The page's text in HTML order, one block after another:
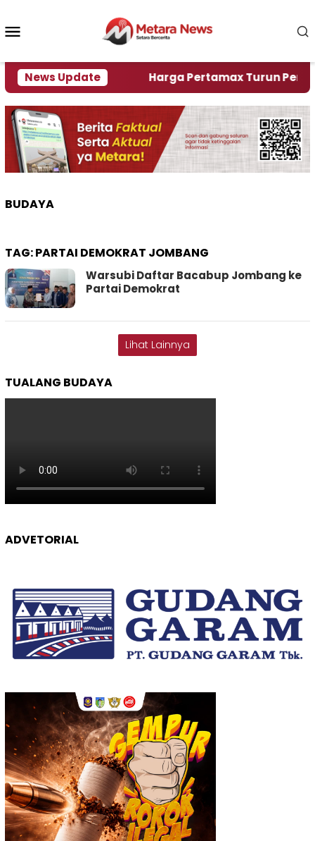
konten
News Update
Krisi Air Harga Pertamax Turun Per Hari
BUDAYA
TAG:PARTAI DEMOKRAT JOMBANG
Warsubi Daftar Bacabup Jombang ke
Partai Demokrat
Lihat Lainnya
TUALANG BUDAYA
ADVETORIAL